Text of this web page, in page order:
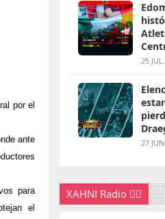
por el
ante
para
el
25
estará
27
XAHNI Radio 👇🏽